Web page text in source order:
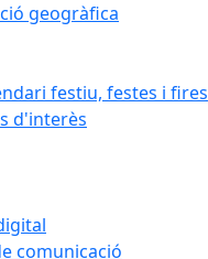
geogràfica
festiu, festes i fires
d'interès
comunicació